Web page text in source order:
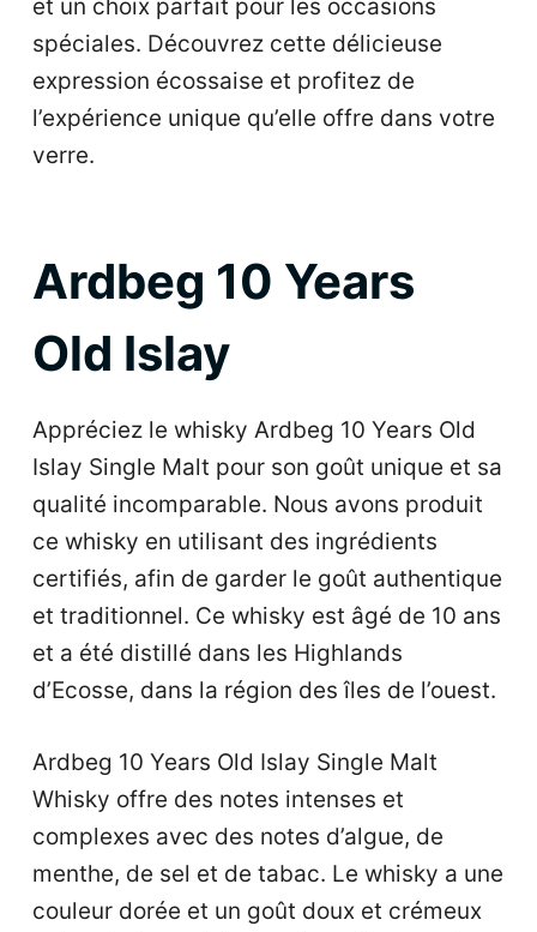
et un choix parfait pour les occasions
spéciales. Découvrez cette délicieuse
expression écossaise et profitez de
l’expérience unique qu’elle offre dans votre
verre.
Ardbeg 10 Years
Old Islay
Appréciez le whisky Ardbeg 10 Years Old
Islay Single Malt pour son goût unique et sa
qualité incomparable. Nous avons produit
ce whisky en utilisant des ingrédients
certifiés, afin de garder le goût authentique
et traditionnel. Ce whisky est âgé de 10 ans
et a été distillé dans les Highlands
d’Ecosse, dans la région des îles de l’ouest.
Ardbeg 10 Years Old Islay Single Malt
Whisky offre des notes intenses et
complexes avec des notes d’algue, de
menthe, de sel et de tabac. Le whisky a une
couleur dorée et un goût doux et crémeux